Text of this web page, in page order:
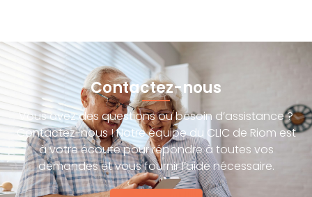
Contactez-nous
Vous avez des questions ou besoin d’assistance ?
Contactez-nous ! Notre équipe du CLIC de Riom est
à votre écoute pour répondre à toutes vos
demandes et vous fournir l’aide nécessaire.